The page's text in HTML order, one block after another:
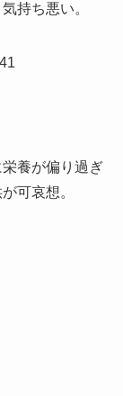
持ち悪い。
養が偏り過ぎ
可哀想。